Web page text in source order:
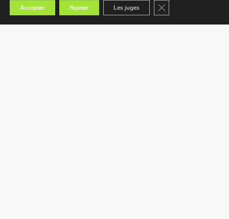
Accepter Rejeter Les juges Fermer la bannière